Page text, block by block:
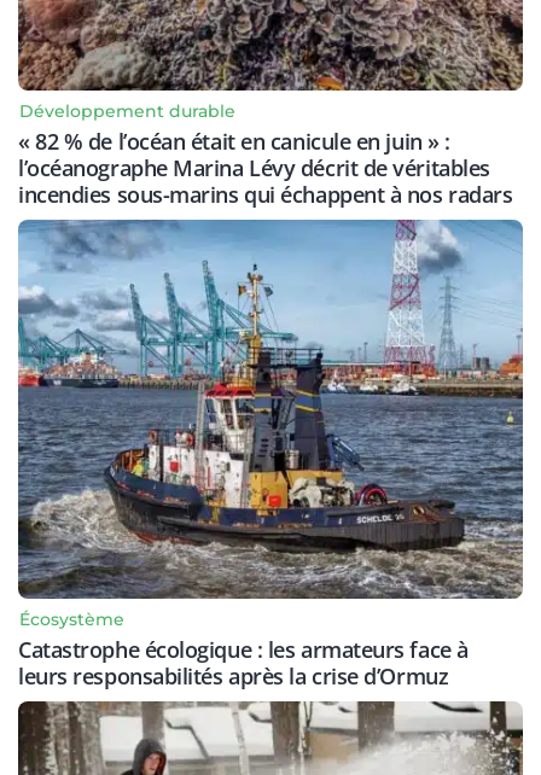
Développement durable
« 82 % de l’océan était en canicule en juin » :
l’océanographe Marina Lévy décrit de véritables
incendies sous-marins qui échappent à nos radars
Écosystème
Catastrophe écologique : les armateurs face à
leurs responsabilités après la crise d’Ormuz